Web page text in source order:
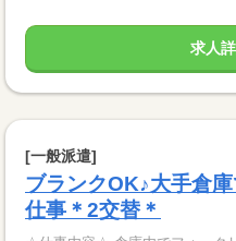
求人
[一般派遣]
ブランクOK♪大手倉
仕事＊2交替＊